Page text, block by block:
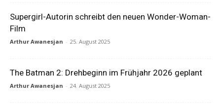
Supergirl-Autorin schreibt den neuen Wonder-Woman-
Film
Arthur Awanesjan - 25. August 2025
The Batman 2: Drehbeginn im Frühjahr 2026 geplant
Arthur Awanesjan - 24. August 2025